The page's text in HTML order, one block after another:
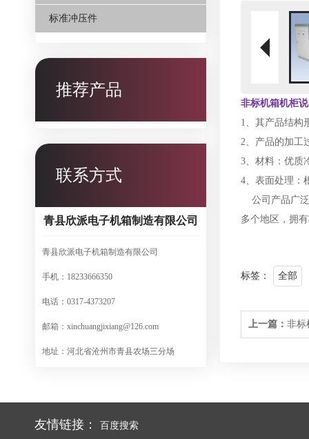
标准冲压件
推荐产品
联系方式
青县欣派电子机箱制造有限公司
青县欣派电子机箱制造有限公司
手机：18233666350
电话：0317-4373207
邮箱：xinchuangjixiang@126.com
地址：河北省沧州市青县农场三分场
非标机箱机柜
1、其产品结构
2、产品的加工
3、材料：优质
4、表面处理：
公司产品广泛
多个地区，拥
标签： 全部
上一篇： 非标
友情链接： 百度搜索